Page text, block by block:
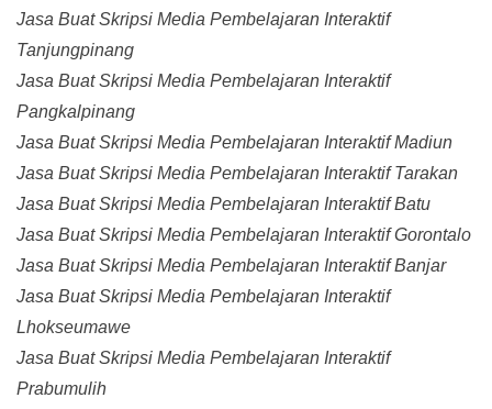
Jasa Buat Skripsi Media Pembelajaran Interaktif
Tanjungpinang
Jasa Buat Skripsi Media Pembelajaran Interaktif
Pangkalpinang
Jasa Buat Skripsi Media Pembelajaran Interaktif Madiun
Jasa Buat Skripsi Media Pembelajaran Interaktif Tarakan
Jasa Buat Skripsi Media Pembelajaran Interaktif Batu
Jasa Buat Skripsi Media Pembelajaran Interaktif Gorontalo
Jasa Buat Skripsi Media Pembelajaran Interaktif Banjar
Jasa Buat Skripsi Media Pembelajaran Interaktif
Lhokseumawe
Jasa Buat Skripsi Media Pembelajaran Interaktif
Prabumulih